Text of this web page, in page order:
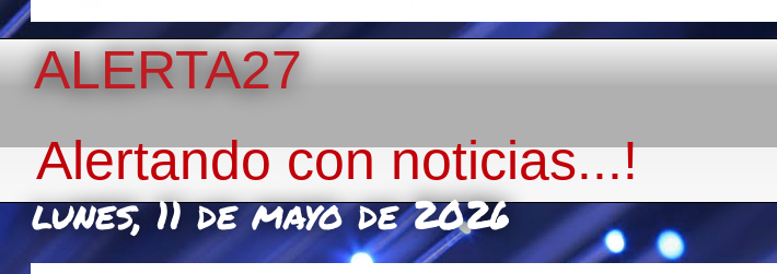
ALERTA27
Alertando con noticias...!
lunes, 11 de mayo de 2026